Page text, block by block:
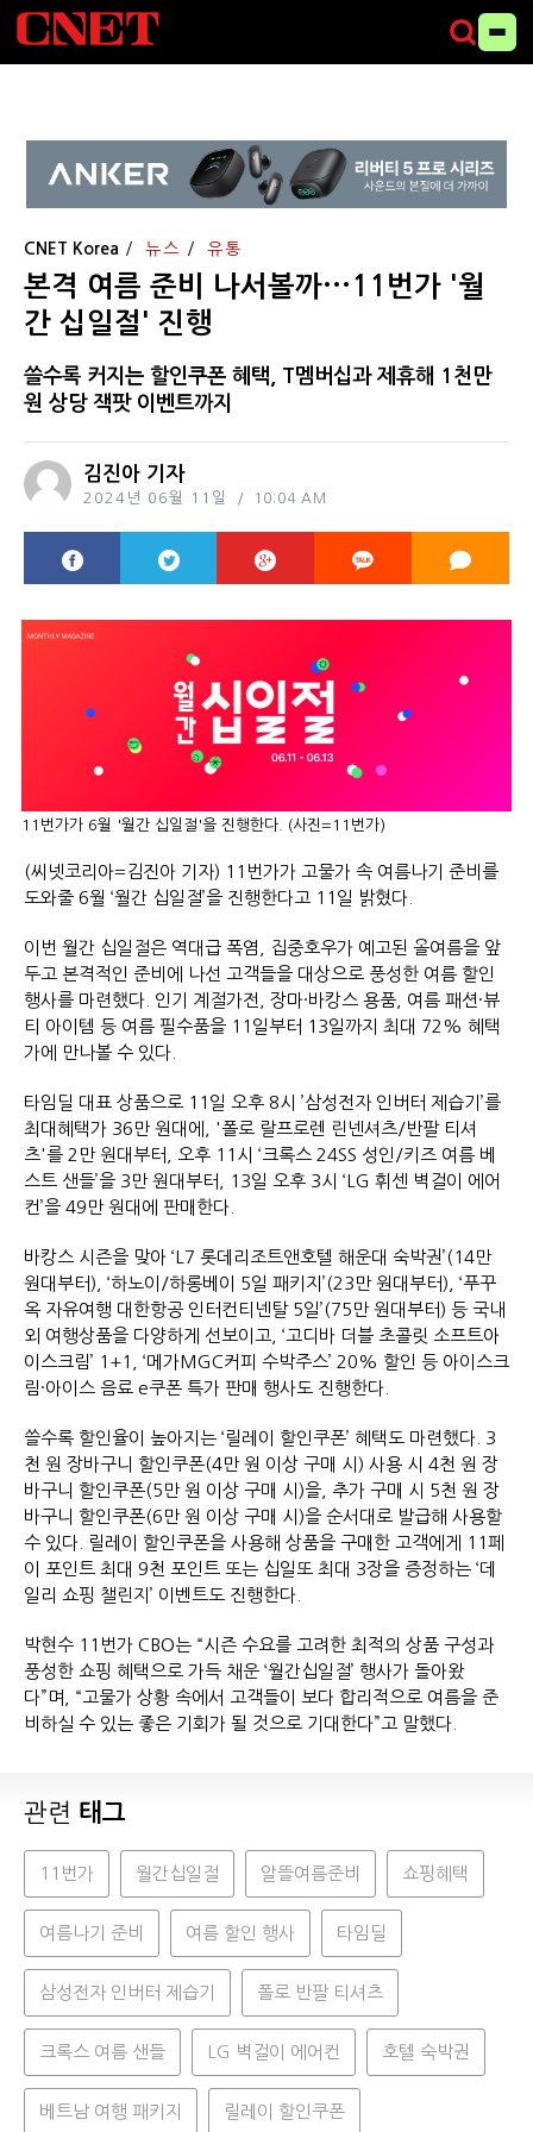
CNET Korea 뉴스 유통
본격 여름 준비 나서볼까···11번가 '월
간 십일절' 진행
쓸수록 커지는 할인쿠폰 혜택, T멤버십과 제휴해 1천만
원 상당 잭팟 이벤트까지
김진아 기자
2024년 06월 11일 10:04 AM
11번가가 6월 '월간 십일절'을 진행한다. (사진=11번가)
(씨넷코리아=김진아 기자) 11번가가 고물가 속 여름나기 준비를
도와줄 6월 ‘월간 십일절’을 진행한다고 11일 밝혔다.
이번 월간 십일절은 역대급 폭염, 집중호우가 예고된 올여름을 앞
두고 본격적인 준비에 나선 고객들을 대상으로 풍성한 여름 할인
행사를 마련했다. 인기 계절가전, 장마·바캉스 용품, 여름 패션·뷰
티 아이템 등 여름 필수품을 11일부터 13일까지 최대 72% 혜택
가에 만나볼 수 있다.
타임딜 대표 상품으로 11일 오후 8시 ’삼성전자 인버터 제습기’를
최대혜택가 36만 원대에, '폴로 랄프로렌 린넨셔츠/반팔 티셔
츠'를 2만 원대부터, 오후 11시 ‘크록스 24SS 성인/키즈 여름 베
스트 샌들’을 3만 원대부터, 13일 오후 3시 ‘LG 휘센 벽걸이 에어
컨’을 49만 원대에 판매한다.
바캉스 시즌을 맞아 ‘L7 롯데리조트앤호텔 해운대 숙박권’(14만
원대부터), ‘하노이/하롱베이 5일 패키지’(23만 원대부터), ‘푸꾸
옥 자유여행 대한항공 인터컨티넨탈 5일’(75만 원대부터) 등 국내
외 여행상품을 다양하게 선보이고, ‘고디바 더블 초콜릿 소프트아
이스크림’ 1+1, ‘메가MGC커피 수박주스’ 20% 할인 등 아이스크
림·아이스 음료 e쿠폰 특가 판매 행사도 진행한다.
쓸수록 할인율이 높아지는 ‘릴레이 할인쿠폰’ 혜택도 마련했다. 3
천 원 장바구니 할인쿠폰(4만 원 이상 구매 시) 사용 시 4천 원 장
바구니 할인쿠폰(5만 원 이상 구매 시)을, 추가 구매 시 5천 원 장
바구니 할인쿠폰(6만 원 이상 구매 시)을 순서대로 발급해 사용할
수 있다. 릴레이 할인쿠폰을 사용해 상품을 구매한 고객에게 11페
이 포인트 최대 9천 포인트 또는 십일또 최대 3장을 증정하는 ‘데
일리 쇼핑 챌린지’ 이벤트도 진행한다.
박현수 11번가 CBO는 “시즌 수요를 고려한 최적의 상품 구성과
풍성한 쇼핑 혜택으로 가득 채운 ‘월간십일절’ 행사가 돌아왔
다”며, “고물가 상황 속에서 고객들이 보다 합리적으로 여름을 준
비하실 수 있는 좋은 기회가 될 것으로 기대한다”고 말했다.
관련 태그
11번가 월간십일절 알뜰여름준비 쇼핑혜택
여름나기 준비 여름 할인 행사 타임딜
삼성전자 인버터 제습기 폴로 반팔 티셔츠
크록스 여름 샌들 LG 벽걸이 에어컨 호텔 숙박권
베트남 여행 패키지 릴레이 할인쿠폰